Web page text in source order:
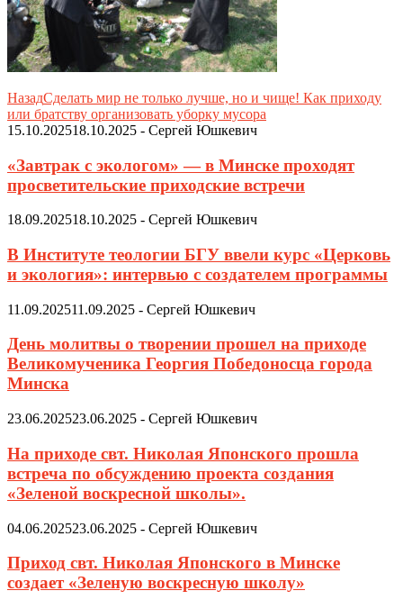
НазадСделать мир не только лучше, но и чище! Как приходу
или братству организовать уборку мусора
15.10.202518.10.2025 - Сергей Юшкевич
«Завтрак с экологом» — в Минске проходят
просветительские приходские встречи
18.09.202518.10.2025 - Сергей Юшкевич
В Институте теологии БГУ ввели курс «Церковь
и экология»: интервью с создателем программы
11.09.202511.09.2025 - Сергей Юшкевич
День молитвы о творении прошел на приходе
Великомученика Георгия Победоносца города
Минска
23.06.202523.06.2025 - Сергей Юшкевич
На приходе свт. Николая Японского прошла
встреча по обсуждению проекта создания
«Зеленой воскресной школы».
04.06.202523.06.2025 - Сергей Юшкевич
Приход свт. Николая Японского в Минске
создает «Зеленую воскресную школу»